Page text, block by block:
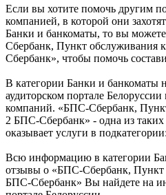
Если вы хотите помочь другим
компанией, в которой они
Банки и банкоматы, то вы
Сбербанк, Пункт обслуживания
Сбербанк», чтобы помочь
В категории Банки и банкоматы
аудиторском портале
компаний. «БПС-Сбербанк,
2 БПС-Сбербанк» - одна из
оказывает услуги в
Всю информацию в категории
отзывы о «БПС-Сбербанк,
БПС-Сбербанк» Вы найдете на